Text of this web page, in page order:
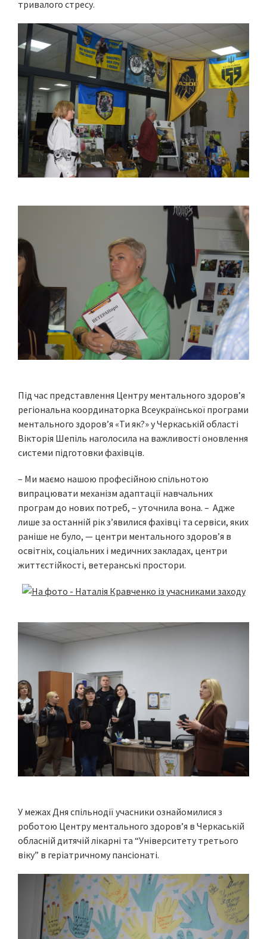
тривалого стресу.
Під час представлення Центру ментального здоров’я
регіональна координаторка Всеукраїнської програми
ментального здоров’я «Ти як?» у Черкаській області
Вікторія Шепіль наголосила на важливості оновлення
системи підготовки фахівців.
– Ми маємо нашою професійною спільнотою
випрацювати механізм адаптації навчальних
програм до нових потреб, – уточнила вона. – Адже
лише за останній рік з’явилися фахівці та сервіси, яких
раніше не було, — центри ментального здоров’я в
освітніх, соціальних і медичних закладах, центри
життєстійкості, ветеранські простори.
У межах Дня спільнодії учасники ознайомилися з
роботою Центру ментального здоров’я в Черкаській
обласній дитячій лікарні та “Університету третього
віку” в геріатричному пансіонаті.